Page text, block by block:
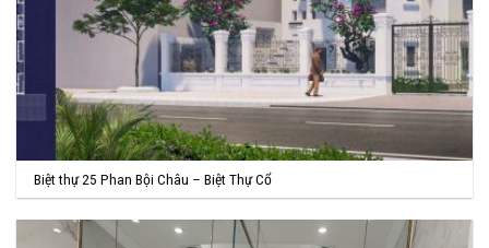
Biệt thự 25 Phan Bội Châu – Biệt Thự Cổ